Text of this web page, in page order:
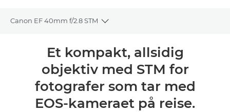
Canon EF 40mm f/2.8 STM
Toggle breadcrumbs
Spesifikasjoner
Et kompakt, allsidig
objektiv med STM for
fotografer som tar med
EOS-kameraet på reise.